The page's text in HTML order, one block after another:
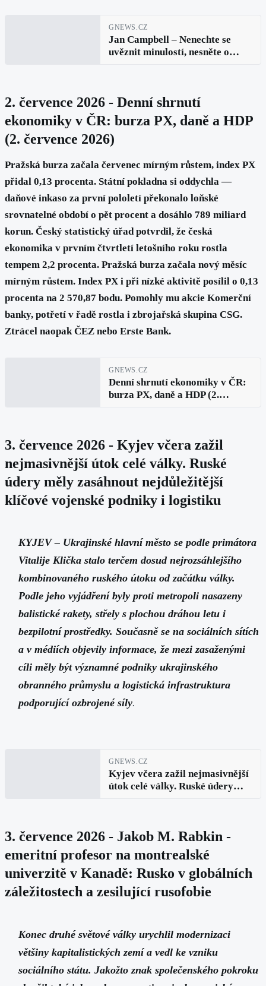
GNEWS.CZ
Jan Campbell – Nenechte se
uvěznit minulostí, nesněte o
2. července 2026 - Denní shrnutí
ekonomiky v ČR: burza PX, daně a HDP
(2. července 2026)
Pražská burza začala červenec mírným růstem, index PX
přidal 0,13 procenta. Státní pokladna si oddychla —
daňové inkaso za první pololetí překonalo loňské
srovnatelné období o pět procent a dosáhlo 789 miliard
korun. Český statistický úřad potvrdil, že česká
ekonomika v prvním čtvrtletí letošního roku rostla
tempem 2,2 procenta. Pražská burza začala nový měsíc
mírným růstem. Index PX i při nízké aktivitě posílil o 0,13
procenta na 2 570,87 bodu. Pomohly mu akcie Komerční
banky, potřetí v řadě rostla i zbrojařská skupina CSG.
Ztrácel naopak ČEZ nebo Erste Bank.
GNEWS.CZ
Denní shrnutí ekonomiky v ČR:
burza PX, daně a HDP (2.
3. července 2026 - Kyjev včera zažil
nejmasivnější útok celé války. Ruské
údery měly zasáhnout nejdůležitější
klíčové vojenské podniky i logistiku
KYJEV – Ukrajinské hlavní město se podle primátora
Vitalije Klička stalo terčem dosud nejrozsáhlejšího
kombinovaného ruského útoku od začátku války.
Podle jeho vyjádření byly proti metropoli nasazeny
balistické rakety, střely s plochou dráhou letu i
bezpilotní prostředky. Současně se na sociálních sítích
a v médiích objevily informace, že mezi zasaženými
cíli měly být významné podniky ukrajinského
obranného průmyslu a logistická infrastruktura
podporující ozbrojené síly.
GNEWS.CZ
Kyjev včera zažil nejmasivnější
útok celé války. Ruské údery
3. července 2026 - Jakob M. Rabkin -
emeritní profesor na montrealské
univerzitě v Kanadě: Rusko v globálních
záležitostech a zesilující rusofobie
Konec druhé světové války urychlil modernizaci
většiny kapitalistických zemí a vedl ke vzniku
sociálního státu. Jakožto znak společenského pokroku